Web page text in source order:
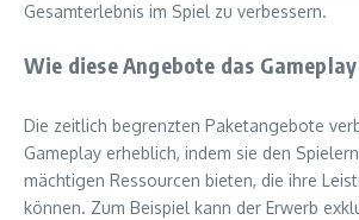
Gesamterlebnis im Spiel zu verbessern.
Wie diese Angebote das
Die zeitlich begrenzten Paketangebote
Gameplay erheblich, indem sie den
mächtigen Ressourcen bieten, die ihre
können. Zum Beispiel kann der Erwerb